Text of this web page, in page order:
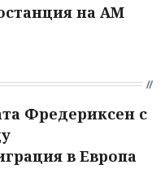
на АМ
Фредериксен с
в Европа